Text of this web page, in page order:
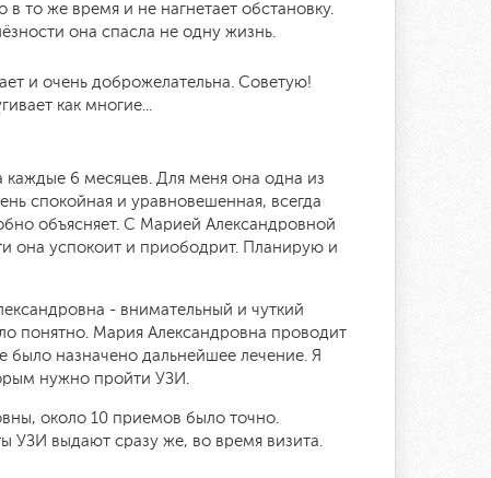
то же время и не нагнетает обстановку.
она спасла не одну жизнь.
и очень доброжелательна. Советую!
как многие...
6 месяцев. Для меня она одна из
спокойная и уравновешенная, всегда
объясняет. С Марией Александровной
она успокоит и приободрит. Планирую и
- внимательный и чуткий
понятно. Мария Александровна проводит
было назначено дальнейшее лечение. Я
нужно пройти УЗИ.
около 10 приемов было точно.
УЗИ​ выдают сразу же, во время визита.